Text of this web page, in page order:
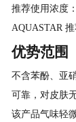
推荐使用浓度：
AQUASTAR
优势范围
不含苯酚、亚
可靠，对皮肤
该产品气味轻